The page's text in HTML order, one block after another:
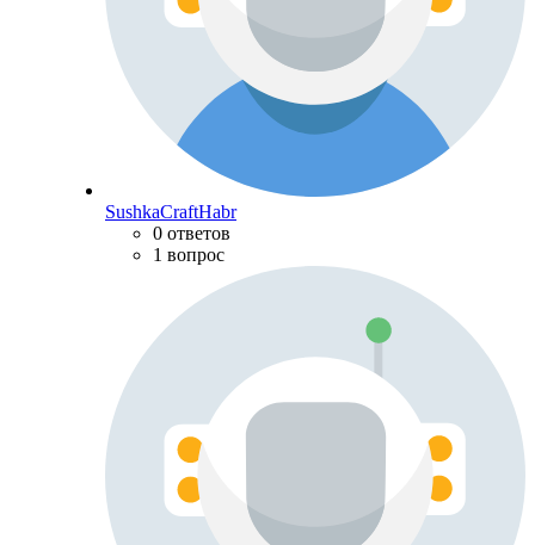
SushkaCraftHabr
0 ответов
1 вопрос